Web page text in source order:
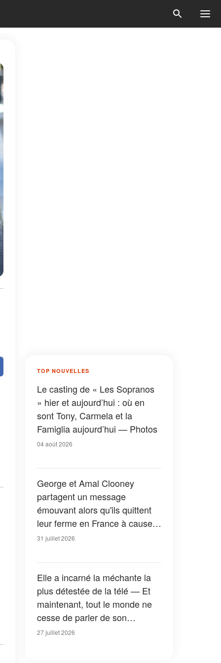
TOP NOUVELLES
Le casting de « Les Sopranos
» hier et aujourd’hui : où en
sont Tony, Carmela et la
Famiglia aujourd’hui — Photos
04 août 2026
George et Amal Clooney
partagent un message
émouvant alors qu'ils quittent
leur ferme en France à cause
des feux de forêt — Tous les
31 juillet 2026
Elle a incarné la méchante la
plus détestée de la télé — Et
maintenant, tout le monde ne
cesse de parler de son
apparition dans la nouvelle
27 juillet 2026